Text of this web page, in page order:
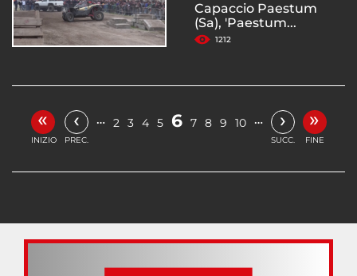
Capaccio Paestum
(Sa), 'Paestum...
1212
«
INIZIO
‹
PREC.
… 2 3 4 5 6 7 8 9 10 … ›
SUCC.
»
FINE